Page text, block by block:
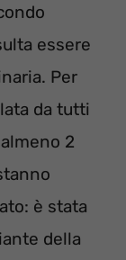
essere
Per
da tutti
2
è stata
della